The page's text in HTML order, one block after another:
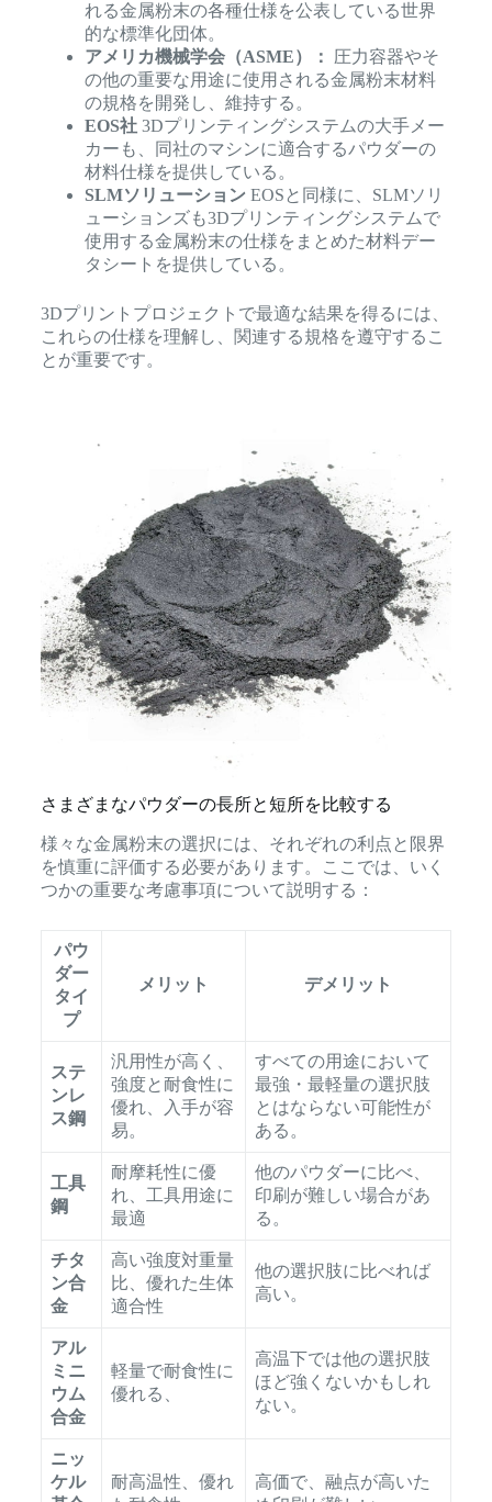
れる金属粉末の各種仕様を公表している世界
的な標準化団体。
アメリカ機械学会（ASME）：
圧力容器やそ
の他の重要な用途に使用される金属粉末材料
の規格を開発し、維持する。
EOS社3Dプリンティングシステムの大手メー
カーも、同社のマシンに適合するパウダーの
材料仕様を提供している。
SLMソリューション EOSと同様に、SLMソリ
ューションズも3Dプリンティングシステムで
使用する金属粉末の仕様をまとめた材料デー
タシートを提供している。
3Dプリントプロジェクトで最適な結果を得るには、
これらの仕様を理解し、関連する規格を遵守するこ
とが重要です。
さまざまなパウダーの長所と短所を比較する
様々な金属粉末の選択には、それぞれの利点と限界
を慎重に評価する必要があります。ここでは、いく
つかの重要な考慮事項について説明する：
パウ
ダー
タイ
プ
メリット デメリット
ステ
ンレ
ス鋼
汎用性が高く、
強度と耐食性に
優れ、入手が容
易。
すべての用途において
最強・最軽量の選択肢
とはならない可能性が
ある。
工具
鋼
耐摩耗性に優
れ、工具用途に
最適
他のパウダーに比べ、
印刷が難しい場合があ
る。
チタ
ン合
金
高い強度対重量
比、優れた生体
適合性
他の選択肢に比べれば
高い。
アル
ミニ
ウム
合金
軽量で耐食性に
優れる、
高温下では他の選択肢
ほど強くないかもしれ
ない。
ニッ
ケル
耐高温性、優れ
高価で、融点が高いた